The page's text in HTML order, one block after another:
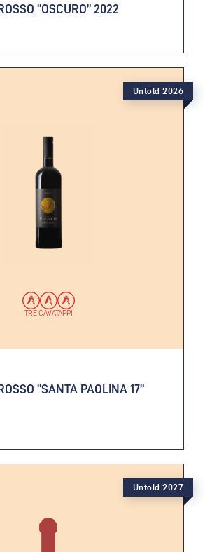
“OSCURO” 2022
TRE CAVATAPPI
“SANTA PAOLINA 17”
Untold 2026
Untold 2027